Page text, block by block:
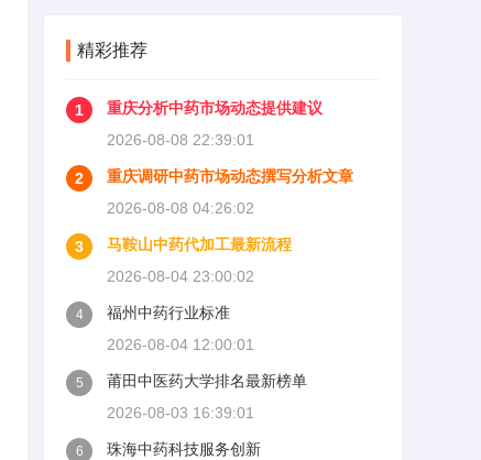
精彩推荐
1
重庆分析中药市场动态提供建议
2026-08-08 22:39:01
2
重庆调研中药市场动态撰写分析文章
2026-08-08 04:26:02
3
马鞍山中药代加工最新流程
2026-08-04 23:00:02
4
福州中药行业标准
2026-08-04 12:00:01
5
莆田中医药大学排名最新榜单
2026-08-03 16:39:01
6
珠海中药科技服务创新